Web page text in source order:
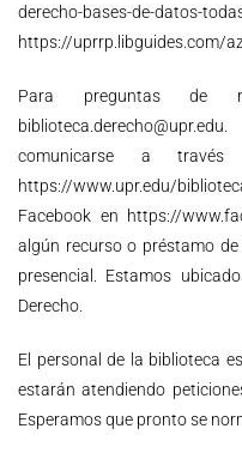
derecho-bases-de-datos-
https://uprrp.libguides.com/
Para preguntas de
comunicarse a
https://www.upr.edu/
Facebook en https://
algún recurso o préstamo
presencial. Estamos
Derecho.
El personal de la biblioteca
estarán atendiendo
Esperamos que pronto se